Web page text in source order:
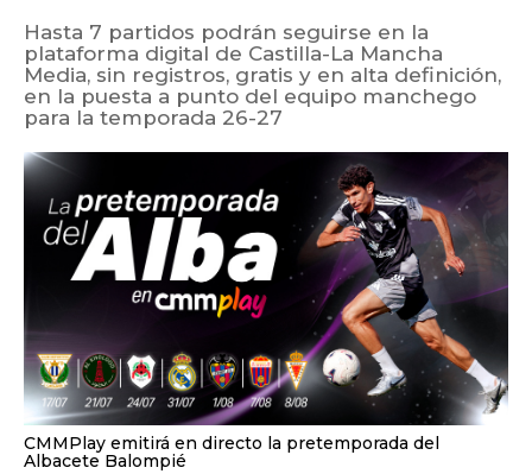
Hasta 7 partidos podrán seguirse en la
plataforma digital de Castilla-La Mancha
Media, sin registros, gratis y en alta definición,
en la puesta a punto del equipo manchego
para la temporada 26-27
CMMPlay emitirá en directo la pretemporada del
Albacete Balompié